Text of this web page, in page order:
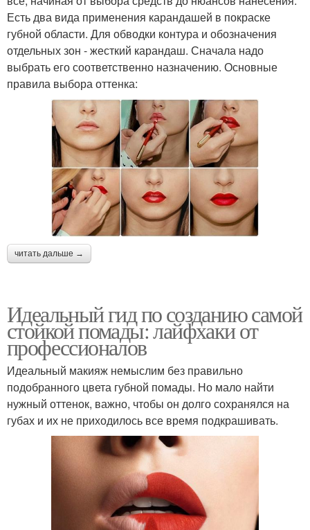
Есть два вида применения карандашей в покраске
губной области. Для обводки контура и обозначения
отдельных зон - жесткий карандаш. Сначала надо
выбрать его соответственно назначению. Основные
правила выбора оттенка:
читать дальше →
Идеальный гид по созданию самой
стойкой помады: лайфхаки от
профессионалов
Идеальный макияж немыслим без правильно
подобранного цвета губной помады. Но мало найти
нужный оттенок, важно, чтобы он долго сохранялся на
губах и их не приходилось все время подкрашивать.